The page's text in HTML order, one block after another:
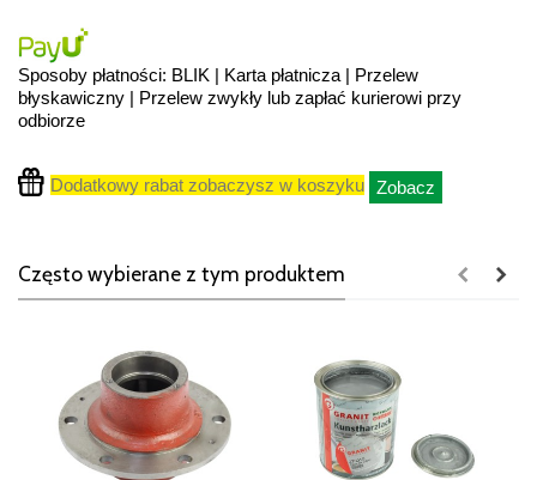
Sposoby płatności: BLIK | Karta płatnicza | Przelew
błyskawiczny | Przelew zwykły lub zapłać kurierowi przy
odbiorze
Dodatkowy rabat zobaczysz w koszyku Zobacz
Często wybierane z tym produktem